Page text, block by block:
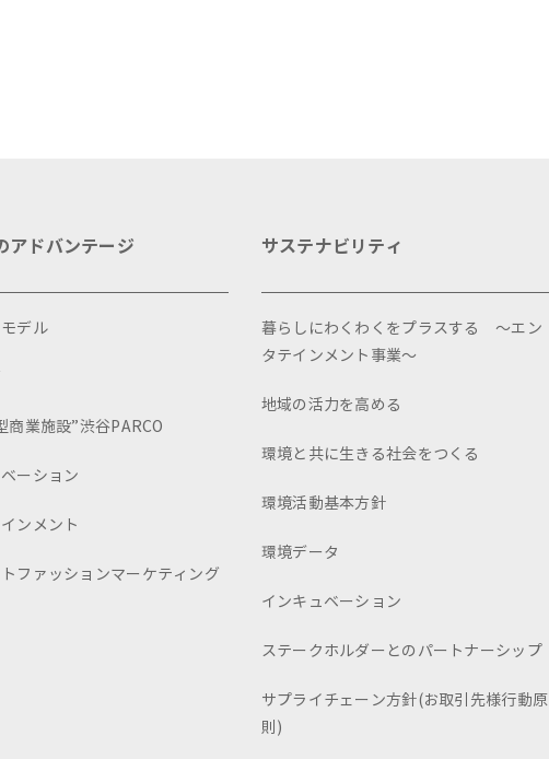
アドバンテージ
デル
商業施設”渋谷PARCO
ーション
ンメント
ファッションマーケティング
サステナビリティ
暮らしにわくわくをプラスする ～エン
タテインメント事業～
地域の活力を高める
環境と共に生きる社会をつくる
環境活動基本方針
環境データ
インキュベーション
ステークホルダーとのパートナーシップ
サプライチェーン方針(お取引先様行動原
則)